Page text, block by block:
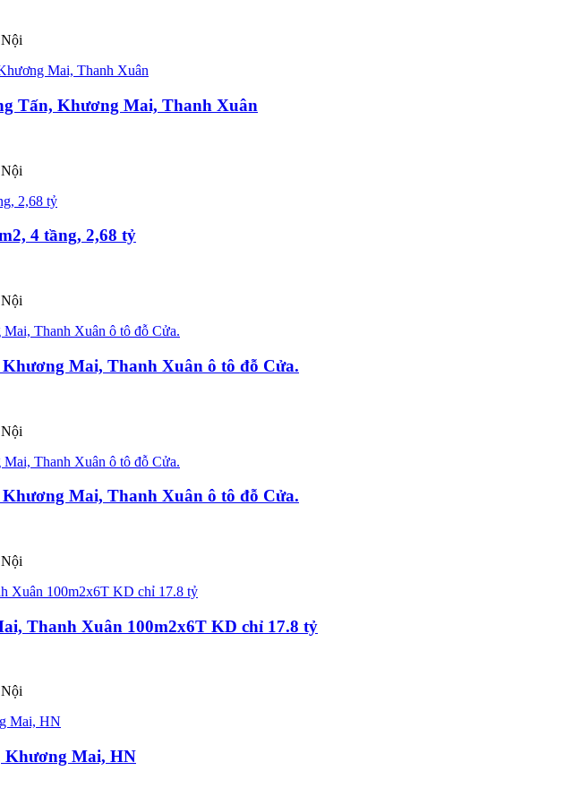
Tấn, Khương Mai, Thanh Xuân
4 tầng, 2,68 tỷ
Mai, Thanh Xuân ô tô đỗ Cửa.
Mai, Thanh Xuân ô tô đỗ Cửa.
Thanh Xuân 100m2x6T KD chỉ 17.8 tỷ
Khương Mai, HN